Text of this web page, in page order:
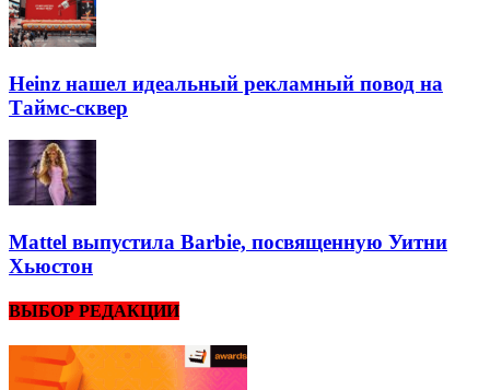
Heinz нашел идеальный рекламный повод на
Таймс-сквер
Mattel выпустила Barbie, посвященную Уитни
Хьюстон
ВЫБОР РЕДАКЦИИ